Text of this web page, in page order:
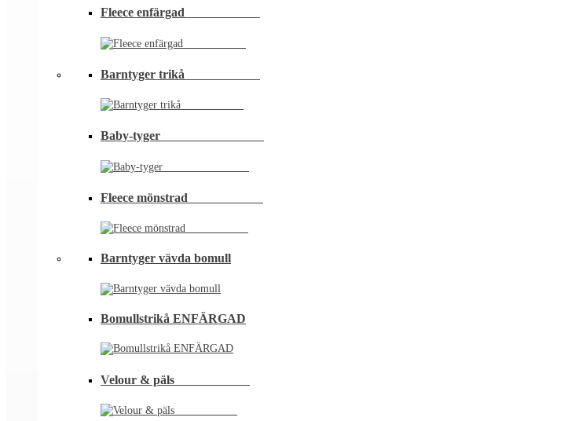
Fleece enfärgad⠀⠀⠀⠀⠀⠀⠀⠀
Barntyger trikå⠀⠀⠀⠀⠀⠀⠀⠀
Baby-tyger⠀⠀⠀⠀⠀⠀⠀⠀⠀⠀⠀
Fleece mönstrad⠀⠀⠀⠀⠀⠀⠀⠀
Barntyger vävda bomull
Bomullstrikå ENFÄRGAD
Velour & päls⠀⠀⠀⠀⠀⠀⠀⠀